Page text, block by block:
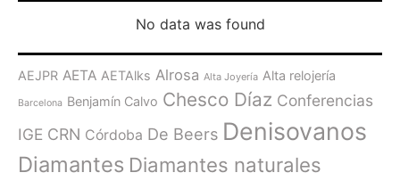
No data was found
AEJPR AETA AETAlks Alrosa Alta Joyería Alta relojería
Barcelona Benjamín Calvo Chesco Díaz Conferencias
IGE CRN Córdoba De Beers Denisovanos
Diamantes Diamantes naturales